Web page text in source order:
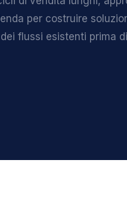
per costruire
flussi esistenti prima